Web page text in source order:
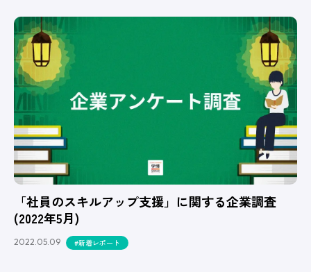
「社員のスキルアップ支援」に関する企業調査
(2022年5月)
2022.05.09 #新着レポート